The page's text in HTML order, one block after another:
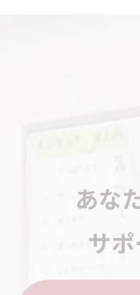
あな
サポ